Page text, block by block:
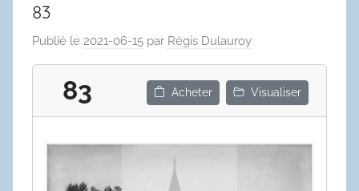
83
Publié le 2021-06-15 par Régis Dulauroy
83 Acheter Visualiser